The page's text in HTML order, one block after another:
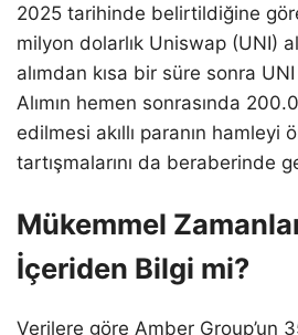
2025 tarihinde belirtildiğine
milyon dolarlık Uniswap (UNI)
alımdan kısa bir süre sonra
Alımın hemen sonrasında
edilmesi akıllı paranın hamleyi
tartışmalarını da beraberinde
Mükemmel
İçeriden Bilgi mi?
Verilere göre Amber Group’un